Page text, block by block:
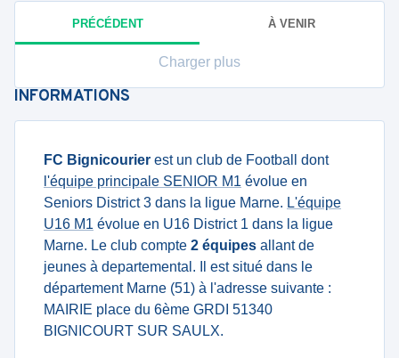
PRÉCÉDENT À VENIR
Charger plus
INFORMATIONS
FC Bignicourier est un club de Football dont
l'équipe principale SENIOR M1 évolue en
Seniors District 3 dans la ligue Marne. L'équipe
U16 M1 évolue en U16 District 1 dans la ligue
Marne. Le club compte 2 équipes allant de
jeunes à departemental. Il est situé dans le
département Marne (51) à l'adresse suivante :
MAIRIE place du 6ème GRDI 51340
BIGNICOURT SUR SAULX.